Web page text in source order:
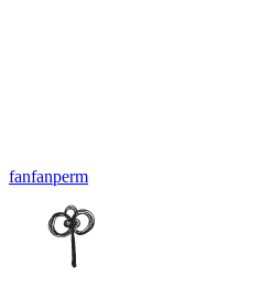
fanfanperm